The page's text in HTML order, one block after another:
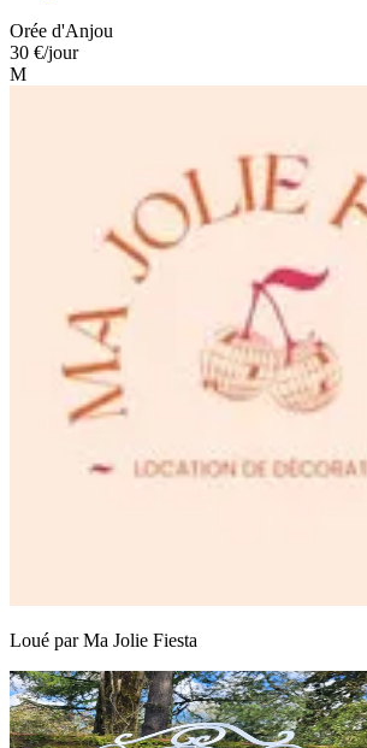
Orée d'Anjou
30 €/jour
M
Loué parMa Jolie Fiesta